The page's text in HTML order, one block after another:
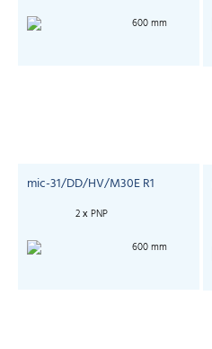
600 mm
mic-31/DD/HV/M30E R1
2 х PNP
600 mm